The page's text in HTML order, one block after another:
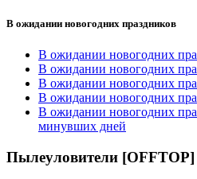
В ожидании новогодних праздников
В ожидании новогодних
В ожидании новогодних
В ожидании новогодних
В ожидании новогодних
В ожидании новогодних
минувших дней
Пылеуловители [OFFTOP]